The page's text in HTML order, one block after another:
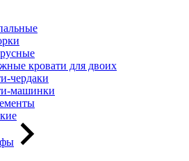
кровати для двоих
чердаки
машинки